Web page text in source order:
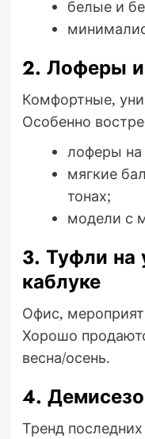
белые и
2. Лоферы и
Комфортные,
Особенно
лоферы
мягкие
тонах;
модели с
3. Туфли на
каблуке
Офис,
Хорошо
весна/осень.
4.
Тренд